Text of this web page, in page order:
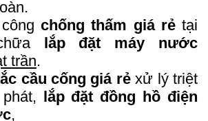
côngchống thấm giá rẻ tại
lắp đặt máy nước
trần.
cầu cống giá rẻxử lý triệt
lắp đặt đồng hồ điện
,